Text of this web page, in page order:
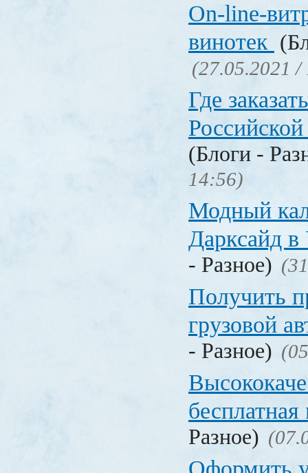
On-line-
винотек
(27.05.2021 /
Где
(Блоги -
14:56)
Модный
Дарксайд в
- Разное)
Получить
грузовой
- Разное)
Разное)